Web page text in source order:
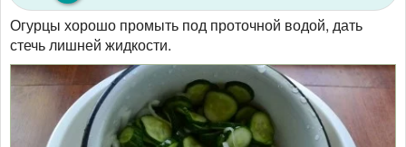
Огурцы хорошо промыть под проточной водой, дать
стечь лишней жидкости.